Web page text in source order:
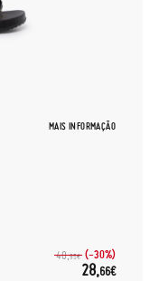
MAIS INFORMAÇÃO
40,95€ (-30%)
28,66€